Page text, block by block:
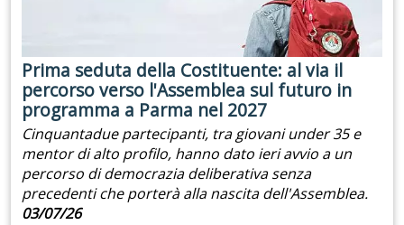
Prima seduta della Costituente: al via il
percorso verso l'Assemblea sul futuro in
programma a Parma nel 2027
Cinquantadue partecipanti, tra giovani under 35 e
mentor di alto profilo, hanno dato ieri avvio a un
percorso di democrazia deliberativa senza
precedenti che porterà alla nascita dell'Assemblea.
03/07/26